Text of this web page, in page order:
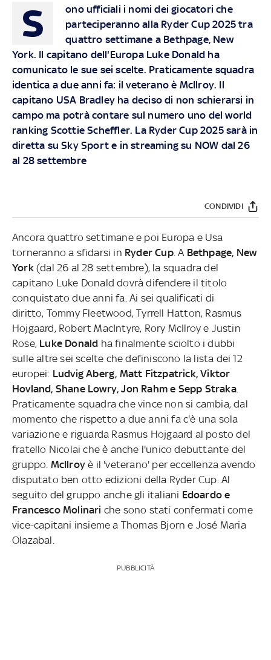
S
ono ufficiali i nomi dei giocatori che
parteciperanno alla Ryder Cup 2025 tra
quattro settimane a Bethpage, New
York. Il capitano dell'Europa Luke Donald ha
comunicato le sue sei scelte. Praticamente squadra
identica a due anni fa: il veterano è McIlroy. Il
capitano USA Bradley ha deciso di non schierarsi in
campo ma potrà contare sul numero uno del world
ranking Scottie Scheffler. La Ryder Cup 2025 sarà in
diretta suSky Sport e in streaming su NOW dal 26
al 28 settembre
CONDIVIDI
Ancora quattro settimane e poi Europa e Usa
torneranno a sfidarsi in Ryder Cup. A Bethpage, New
York (dal 26 al 28 settembre), la squadra del
capitano Luke Donald dovrà difendere il titolo
conquistato due anni fa. Ai sei qualificati di
diritto, Tommy Fleetwood, Tyrrell Hatton, Rasmus
Hojgaard, Robert MacIntyre, Rory McIlroy e Justin
Rose, Luke Donald ha finalmente sciolto i dubbi
sulle altre sei scelte che definiscono la lista dei 12
europei: Ludvig Aberg, Matt Fitzpatrick, Viktor
Hovland, Shane Lowry, Jon Rahm e Sepp Straka.
Praticamente squadra che vince non si cambia, dal
momento che rispetto a due anni fa c'è una sola
variazione e riguarda Rasmus Hojgaard al posto del
fratello Nicolai che è anche l'unico debuttante del
gruppo. McIlroyè il 'veterano' per eccellenza avendo
disputato ben otto edizioni della Ryder Cup. Al
seguito del gruppo anche gli italiani Edoardo e
Francesco Molinari che sono stati confermati come
vice-capitani insieme a Thomas Bjorn e José Maria
Olazabal.
PUBBLICITÀ